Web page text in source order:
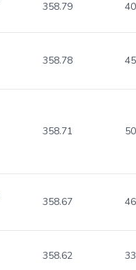
358.79
358.78
358.71
358.67
358.62